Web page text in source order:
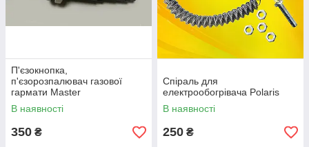
П'єзокнопка,
п'єзорозпалювач газової
гармати Master
В наявності
350 ₴
Спіраль для
електрообогрівача Polaris
В наявності
250 ₴